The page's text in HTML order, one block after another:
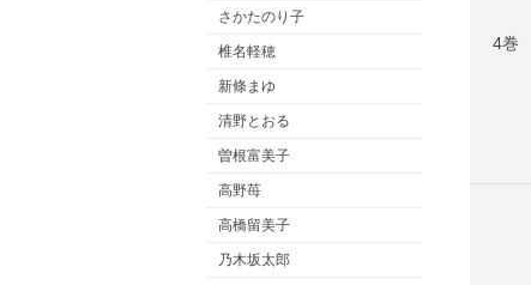
さかたのり子
椎名軽穂
新條まゆ
清野とおる
曽根富美子
高野苺
高橋留美子
乃木坂太郎
4巻